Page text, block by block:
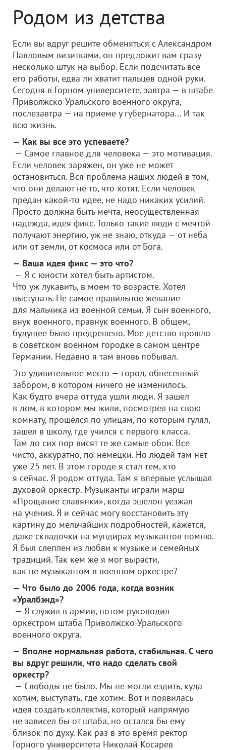
Родом из детства
Если вы вдруг решите обменяться с Александром
Павловым визитками, он предложит вам сразу
несколько штук на выбор. Если подсчитать все
его работы, едва ли хватит пальцев одной руки.
Сегодня в Горном университете, завтра — в штабе
Приволжско-Уральского военного округа,
послезавтра — на приеме у губернатора… И так
всю жизнь.
— Как вы все это успеваете?
— Самое главное для человека — это мотивация.
Если человек заряжен, он уже не может
остановиться. Вся проблема наших людей в том,
что они делают не то, что хотят. Если человек
предан какой-то идее, не надо никаких усилий.
Просто должна быть мечта, неосуществленная
надежда, идея фикс. Только такие люди с мечтой
получают энергию, уж не знаю, откуда — от неба
или от земли, от космоса или от Бога.
— Ваша идея фикс — это что?
— Я с юности хотел быть артистом.
Что уж лукавить, в моем-то возрасте. Хотел
выступать. Не самое правильное желание
для мальчика из военной семьи. Я сын военного,
внук военного, правнук военного. В общем,
будущее было предрешено. Мое детство прошло
в советском военном городке в самом центре
Германии. Недавно я там вновь побывал.
Это удивительное место — город, обнесенный
забором, в котором ничего не изменилось.
Как будто вчера оттуда ушли люди. Я зашел
в дом, в котором мы жили, посмотрел на свою
комнату, прошелся по улицам, по которым гулял,
зашел в школу, где учился с первого класса.
Там до сих пор висят те же самые обои. Все
чисто, аккуратно, по-немецки. Но людей там нет
уже 25 лет. В этом городе я стал тем, кто
я сейчас. Я родом оттуда. Там я впервые услышал
духовой оркестр. Музыканты играли марш
«Прощание славянки», когда эшелон уезжал
на учения. Я и сейчас могу восстановить эту
картину до мельчайших подробностей, кажется,
даже складочки на мундирах музыкантов помню.
Я был слеплен из любви к музыке и семейных
традиций. Так кем же я мог вырасти,
как не музыкантом в военном оркестре?
— Что было до 2006 года, когда возник
«Уралбэнд»?
— Я служил в армии, потом руководил
оркестром штаба Приволжско-Уральского
военного округа.
— Вполне нормальная работа, стабильная. С чего
вы вдруг решили, что надо сделать свой
оркестр?
— Свободы не было. Мы не могли ездить, куда
хотим, выступать, где хотим. Вот и появилась
идея создать коллектив, который напрямую
не зависел бы от штаба, но остался бы ему
близок по духу. Как раз в это время ректор
Горного университета Николай Косарев